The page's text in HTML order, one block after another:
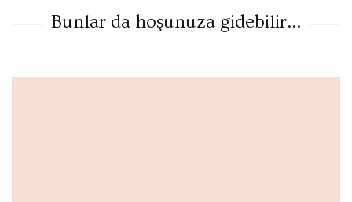
Bunlar da hoşunuza gidebilir...